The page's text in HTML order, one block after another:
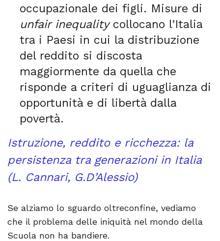
occupazionale dei figli. Misure di
unfair inequalitycollocano l’Italia
tra i Paesi in cui la distribuzione
del reddito si discosta
maggiormente da quella che
risponde a criteri di uguaglianza di
opportunità e di libertà dalla
povertà.
Istruzione, reddito e ricchezza: la
persistenza tra generazioni in Italia
(L. Cannari, G.D’Alessio)
Se alziamo lo sguardo oltreconfine, vediamo
che il problema delle iniquità nel mondo della
Scuola non ha bandiere.